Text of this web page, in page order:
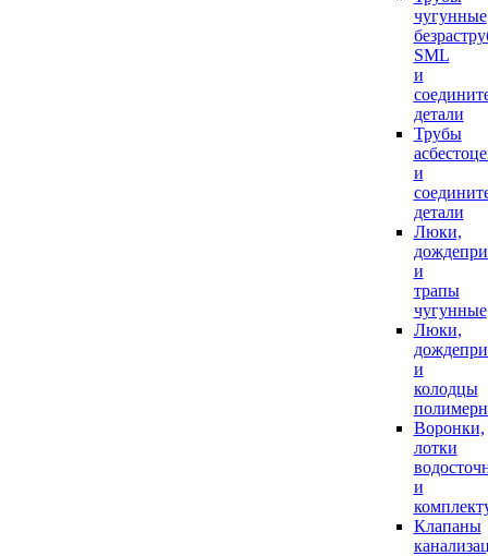
чугунные
SML
и
детали
Трубы
и
детали
Люки,
и
трапы
чугунные
Люки,
и
колодцы
Воронки,
лотки
и
Клапаны